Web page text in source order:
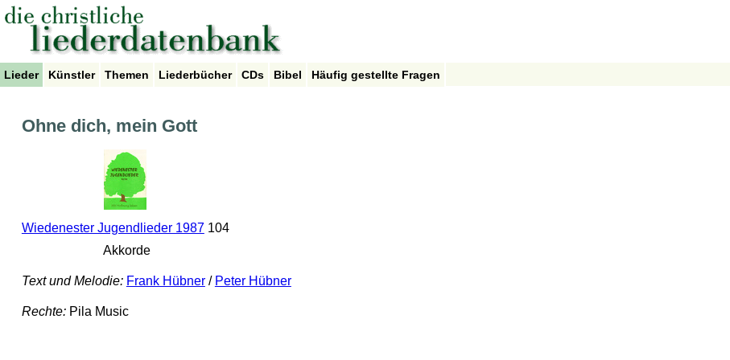
Lieder Künstler Themen Liederbücher CDs Bibel Häufig gestellte Fragen
Ohne dich, mein Gott
Wiedenester Jugendlieder 1987104
Akkorde
Text und Melodie: Frank Hübner/ Peter Hübner
Rechte:Pila Music